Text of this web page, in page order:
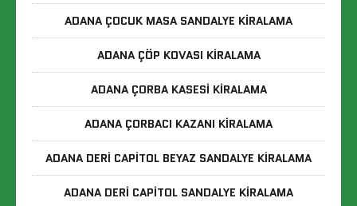
ADANA ÇOCUK MASA SANDALYE KIRALAMA
ADANA ÇÖP KOVASI KIRALAMA
ADANA ÇORBA KASESI KIRALAMA
ADANA ÇORBACI KAZANI KIRALAMA
ADANA DERI CAPITOL BEYAZ SANDALYE KIRALAMA
ADANA DERI CAPITOL SANDALYE KIRALAMA